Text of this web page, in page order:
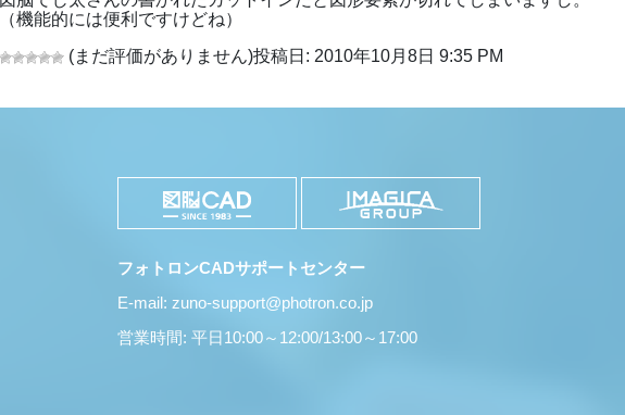
（機能的には便利ですけどね）
(まだ評価がありません)投稿日: 2010年10月8日 9:35 PM
フォトロンCADサポートセンター
E-mail: zuno-support@photron.co.jp
営業時間: 平日10:00～12:00/13:00～17:00